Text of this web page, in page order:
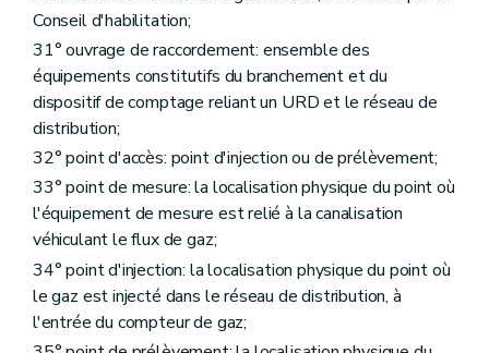
Art. 181
Art. 182
Section 3.9 Données historiques
Art. 183
Art. 184
Section 3 10. - Stockage, archivage et sécurisation des données
Art. 185
Art. 186
Art. 187
Section 3 11. - Plaintes et rectifications
Art. 188
Art. 189
Chapitre IV
Dispositions transitoires
Art. 190
Art. 191
Titre VI Code de collaboration
Chapitre premier
Généralités
Conseil d'habilitation;
31° ouvrage de raccordement: ensemble des
équipements constitutifs du branchement et du
dispositif de comptage reliant un URD et le réseau de
distribution;
32° point d'accès: point d'injection ou de prélèvement;
33° point de mesure: la localisation physique du point où
l'équipement de mesure est relié à la canalisation
véhiculant le flux de gaz;
34° point d'injection: la localisation physique du point où
le gaz est injecté dans le réseau de distribution, à
l'entrée du compteur de gaz;